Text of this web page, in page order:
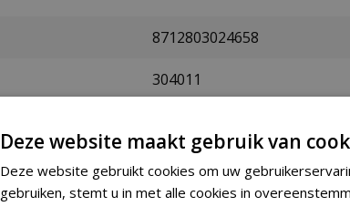
8712803024658
304011
2,5 kg
Deze website maakt gebruik van
Deze website gebruikt cookies om uw
gebruiken, stemt u in met alle cookies in